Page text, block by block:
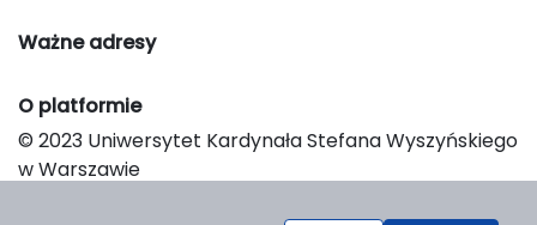
Ważne adresy
O platformie
© 2023 Uniwersytet Kardynała Stefana Wyszyńskiego
w Warszawie